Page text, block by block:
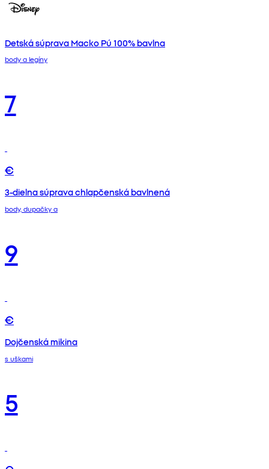
Detská súprava Macko Pú 100% bavlna
body a legíny
7
€
3-dielna súprava chlapčenská bavlnená
body, dupačky a
9
€
Dojčenská mikina
s uškami
5